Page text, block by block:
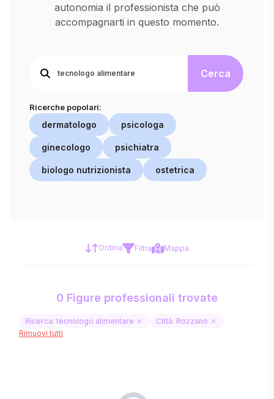
autonomia il professionista che può
accompagnarti in questo momento.
Cerca
Ricerche popolari:
dermatologo psicologa
ginecologo psichiatra
biologo nutrizionista ostetrica
Ordina Filtra Mappa
0 Figure professionali trovate
Ricerca: tecnologo alimentare
Città: Rozzano
Rimuovi tutti